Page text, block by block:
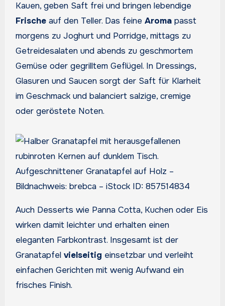
Kauen, geben Saft frei und bringen lebendige
Frischeauf den Teller. Das feine Aromapasst
morgens zu Joghurt und Porridge, mittags zu
Getreidesalaten und abends zu geschmortem
Gemüse oder gegrilltem Geflügel. In Dressings,
Glasuren und Saucen sorgt der Saft für Klarheit
im Geschmack und balanciert salzige, cremige
oder geröstete Noten.
Aufgeschnittener Granatapfel auf Holz –
Bildnachweis: brebca – iStock ID: 857514834
Auch Desserts wie Panna Cotta, Kuchen oder Eis
wirken damit leichter und erhalten einen
eleganten Farbkontrast. Insgesamt ist der
Granatapfel vielseitig einsetzbar und verleiht
einfachen Gerichten mit wenig Aufwand ein
frisches Finish.